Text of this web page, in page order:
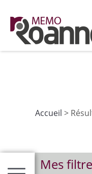
En poursuivant
les fonctionnalités
Accueil >
Mes